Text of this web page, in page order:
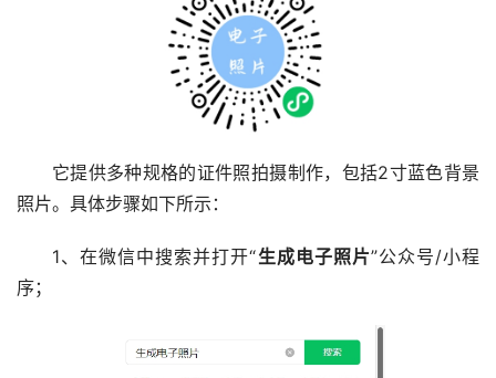
它提供多种规格的证件照拍摄制作，包括2寸蓝色背景
照片。具体步骤如下所示：
1、在微信中搜索并打开“生成电子照片”公众号/小程
序；